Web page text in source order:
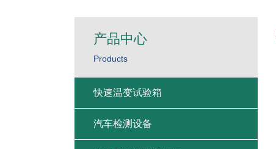
产品中心
Products
快速温变试验箱
汽车检测设备